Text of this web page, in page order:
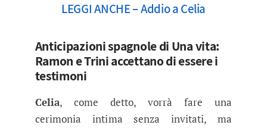
LEGGI ANCHE – Addio a Celia
Anticipazioni spagnole di Una vita:
Ramon e Trini accettano di essere i
testimoni
Celia, come detto, vorrà fare una
cerimonia intima senza invitati, ma